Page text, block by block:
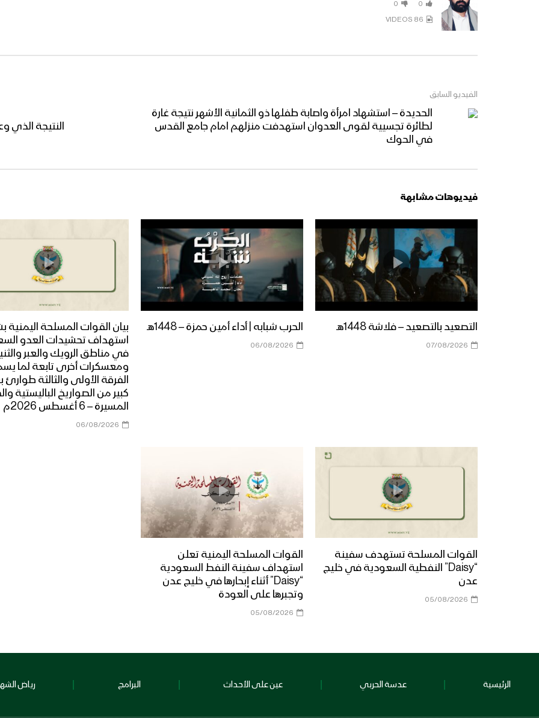
0
0
86 VIDEOS
الفيديو السابق
الحديدة – استشهاد امرأة واصابة طفلها ذو الثمانية الأشهر نتيجة غارة
لطائرة تجسيية لقوى العدوان استهدفت منزلهم امام جامع القدس
في الحوك
النتيجة الذي
فيديوهات مشابهة
التصعيد بالتصعيد – فلاشة 1448هـ
07/08/2026
الحرب شبابه | أداء أمين حمزة – 1448هـ
06/08/2026
بيان القوات المسلحة اليمنية
استهداف تحشيدات العدو
في مناطق الرويك والعبر
ومعسكرات أخرى تابعة لما
الفرقة الأولى والثالثة طوارئ
كبير من الصواريخ الباليستية
المسيرة – 6 أغسطس 2026م
06/08/2026
القوات المسلحة تستهدف سفينة
“Daisy” النفطية السعودية في خليج
عدن
05/08/2026
القوات المسلحة اليمنية تعلن
استهداف سفينة النفط السعودية
“Daisy” أثناء إبحارها في خليج عدن
وتجبرها على العودة
05/08/2026
الرئيسية عدسة الحربي عين على الأحداث البرامج رياض